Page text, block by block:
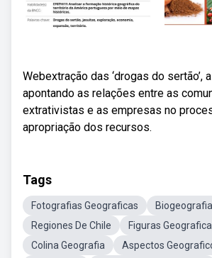
Webextração das ‘drogas do sertão’,
apontando as relações entre as
extrativistas e as empresas no
apropriação dos recursos.
Tags
Fotografias Geograficas
Biogeografia
Regiones De Chile
Figuras
Colina Geografia
Aspectos